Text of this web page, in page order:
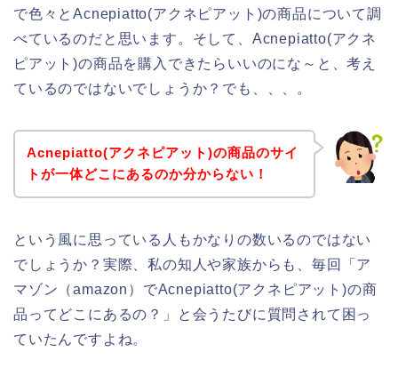
で色々とAcnepiatto(アクネピアット)の商品について調
べているのだと思います。そして、Acnepiatto(アクネ
ピアット)の商品を購入できたらいいのにな～と、考え
ているのではないでしょうか？でも、、、。
Acnepiatto(アクネピアット)の商品のサイ
トが一体どこにあるのか分からない！
という風に思っている人もかなりの数いるのではない
でしょうか？実際、私の知人や家族からも、毎回「ア
マゾン（amazon）でAcnepiatto(アクネピアット)の商
品ってどこにあるの？」と会うたびに質問されて困っ
ていたんですよね。